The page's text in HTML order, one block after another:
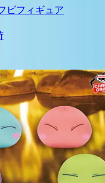
フィギュア